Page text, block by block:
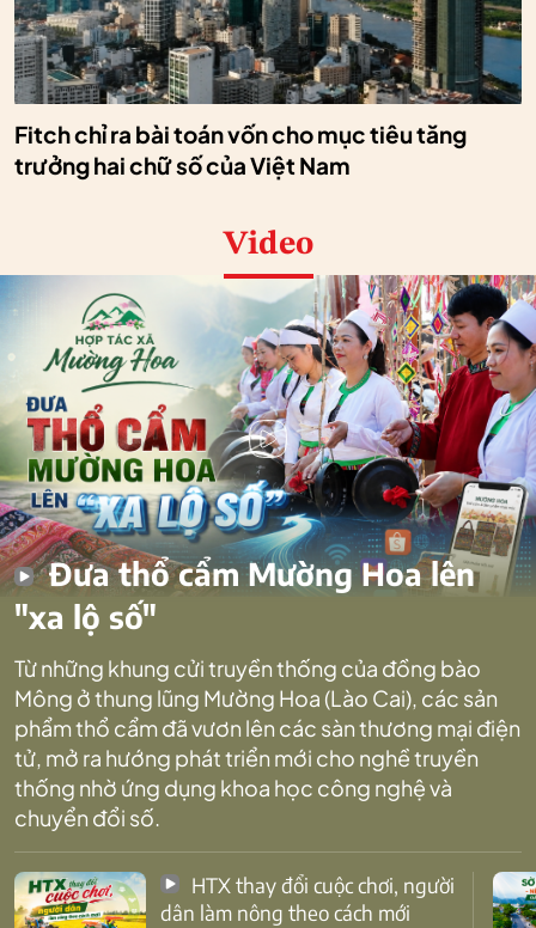
Fitch chỉ ra bài toán vốn cho mục tiêu tăng
trưởng hai chữ số của Việt Nam
Video
Đưa thổ cẩm Mường Hoa lên
"xa lộ số"
Từ những khung cửi truyền thống của đồng bào
Mông ở thung lũng Mường Hoa (Lào Cai), các sản
phẩm thổ cẩm đã vươn lên các sàn thương mại điện
tử, mở ra hướng phát triển mới cho nghề truyền
thống nhờ ứng dụng khoa học công nghệ và
chuyển đổi số.
dân làm nông theo cách mới